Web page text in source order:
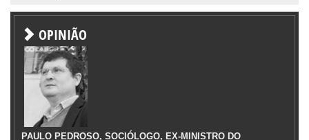
OPINIÃO
PAULO PEDROSO, SOCIÓLOGO, EX-MINISTRO DO